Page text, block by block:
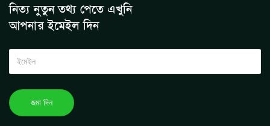
নিত্য নুতুন তথ্য পেতে এখুনি
আপনার ইমেইল দিন